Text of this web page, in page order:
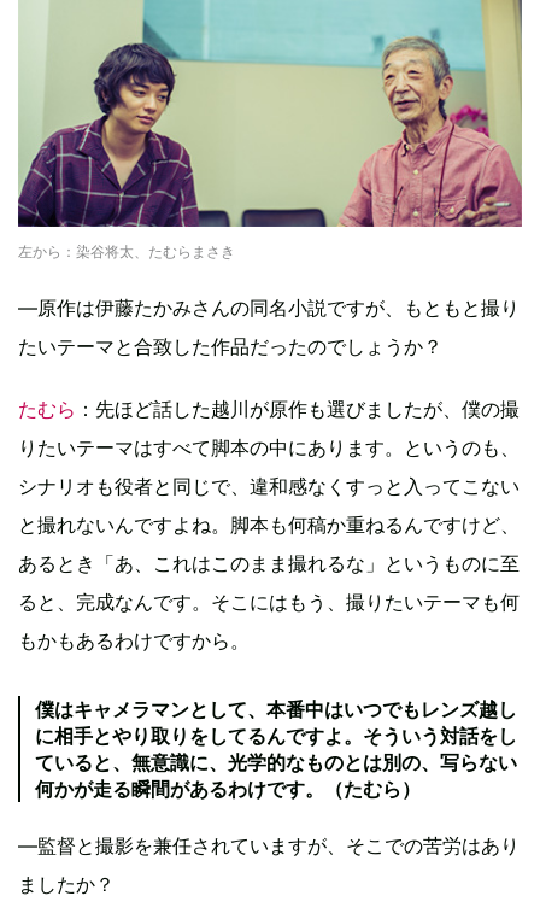
左から：染谷将太、たむらまさき
―原作は伊藤たかみさんの同名小説ですが、もともと撮り
たいテーマと合致した作品だったのでしょうか？
たむら ：先ほど話した越川が原作も選びましたが、僕の撮
りたいテーマはすべて脚本の中にあります。というのも、
シナリオも役者と同じで、違和感なくすっと入ってこない
と撮れないんですよね。脚本も何稿か重ねるんですけど、
あるとき「あ、これはこのまま撮れるな」というものに至
ると、完成なんです。そこにはもう、撮りたいテーマも何
もかもあるわけですから。
僕はキャメラマンとして、本番中はいつでもレンズ越し
に相手とやり取りをしてるんですよ。そういう対話をし
ていると、無意識に、光学的なものとは別の、写らない
何かが走る瞬間があるわけです。（たむら）
―監督と撮影を兼任されていますが、そこでの苦労はあり
ましたか？